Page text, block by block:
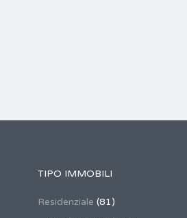
TIPO IMMOBILI
Residenziale (81)